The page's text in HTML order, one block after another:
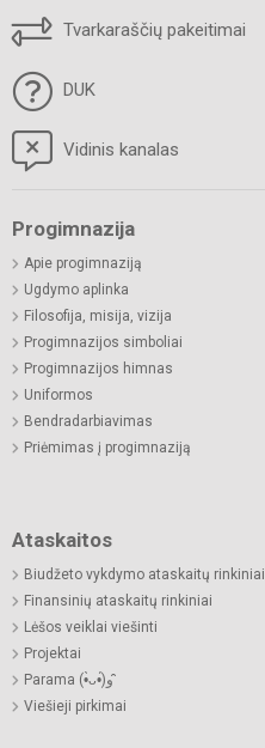
Tvarkaraščių pakeitimai
DUK
Vidinis kanalas
Progimnazija
Apie progimnaziją
Ugdymo aplinka
Filosofija, misija, vizija
Progimnazijos simboliai
Progimnazijos himnas
Uniformos
Bendradarbiavimas
Priėmimas į progimnaziją
Ataskaitos
Biudžeto vykdymo ataskaitų rinkiniai
Finansinių ataskaitų rinkiniai
Lėšos veiklai viešinti
Projektai
Parama (•̀ᴗ•́)و ̑̑
Viešieji pirkimai